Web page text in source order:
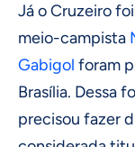
Já o Cruzeiro
meio-campista
Gabigol foram
Brasília. Dessa
precisou fazer